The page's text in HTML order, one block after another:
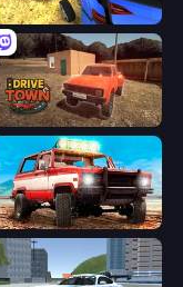
Car Crash Simulator Royale
DriveTown
Offroad Masters Challenge